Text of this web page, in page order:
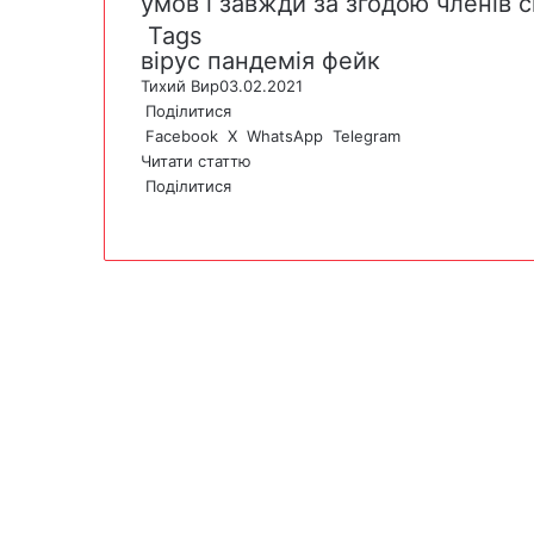
Tags
вірус пандемія фейк
Тихий Вир03.02.2021
Поділитися
Facebook X WhatsApp Telegram
Читати статтю
Поділитися
calb
i